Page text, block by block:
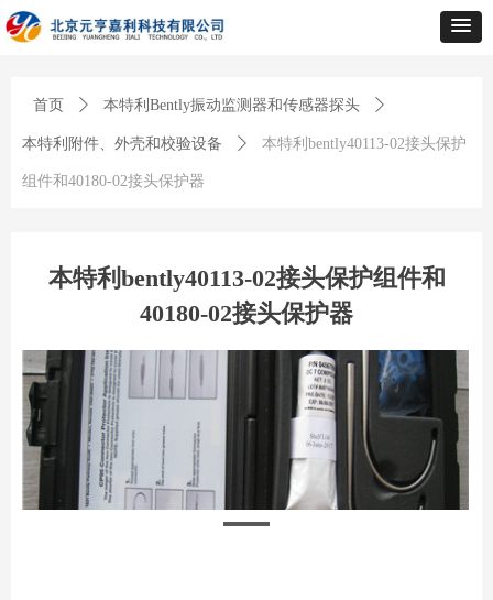
首页 ꄲ 本特利Bently振动监测器和传感器探头 ꄲ
本特利附件、外壳和校验设备 ꄲ 本特利bently40113-02接头保护
组件和40180-02接头保护器
本特利bently40113-02接头保护组件和
40180-02接头保护器